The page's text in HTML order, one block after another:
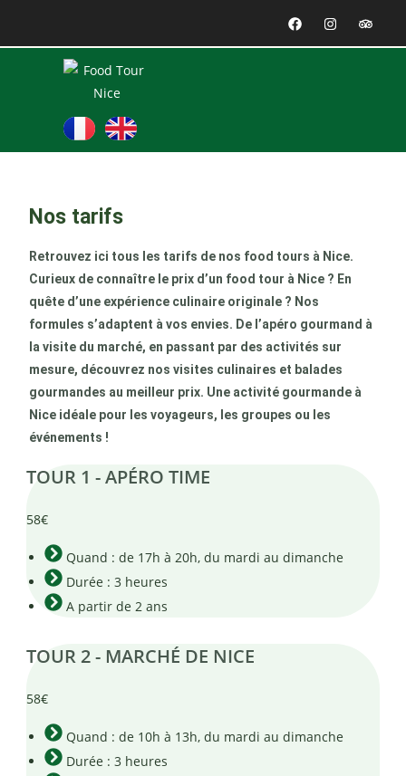
Nos tarifs
Retrouvez ici tous les tarifs de nos food tours à Nice.
Curieux de connaître le prix d’un food tour à Nice ? En
quête d’une expérience culinaire originale ? Nos
formules s’adaptent à vos envies. De l’apéro gourmand à
la visite du marché, en passant par des activités sur
mesure, découvrez nos visites culinaires et balades
gourmandes au meilleur prix. Une activité gourmande à
Nice idéale pour les voyageurs, les groupes ou les
événements !
TOUR 1 - APÉRO TIME
58€
Quand : de 17h à 20h, du mardi au dimanche
Durée : 3 heures
A partir de 2 ans
TOUR 2 - MARCHÉ DE NICE
58€
Quand : de 10h à 13h, du mardi au dimanche
Durée : 3 heures